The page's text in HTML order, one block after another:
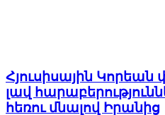
Հյուսիսային Կորեան
լավ
հեռու մնալով Իրանից